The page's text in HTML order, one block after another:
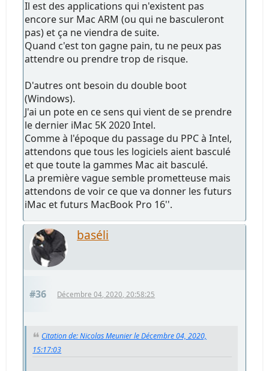
Il est des applications qui n'existent pas
encore sur Mac ARM (ou qui ne basculeront
pas) et ça ne viendra de suite.
Quand c'est ton gagne pain, tu ne peux pas
attendre ou prendre trop de risque.
D'autres ont besoin du double boot
(Windows).
J'ai un pote en ce sens qui vient de se prendre
le dernier iMac 5K 2020 Intel.
Comme à l'époque du passage du PPC à Intel,
attendons que tous les logiciels aient basculé
et que toute la gammes Mac ait basculé.
La première vague semble prometteuse mais
attendons de voir ce que va donner les futurs
iMac et futurs MacBook Pro 16''.
baséli
#36 Décembre 04, 2020, 20:58:25
Citation de: Nicolas Meunier le Décembre 04, 2020,
15:17:03